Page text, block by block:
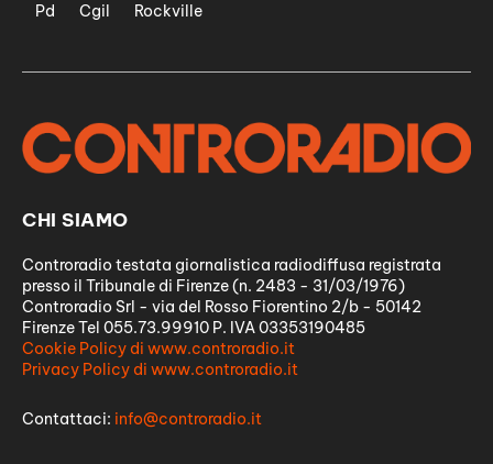
Pd
Cgil Rockville
CHI SIAMO
Controradio testata giornalistica radiodiffusa registrata
presso il Tribunale di Firenze (n. 2483 - 31/03/1976)
Controradio Srl - via del Rosso Fiorentino 2/b - 50142
Firenze Tel 055.73.99910 P. IVA 03353190485
Cookie Policy di www.controradio.it
Privacy Policy di www.controradio.it
Contattaci: info@controradio.it